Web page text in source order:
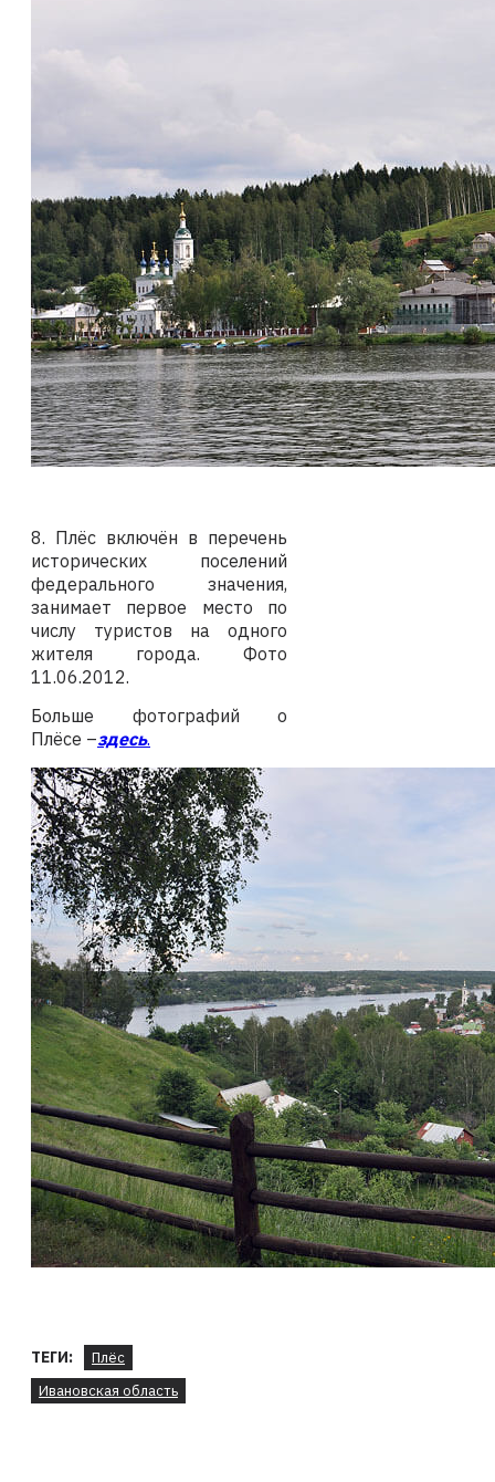
8. Плёс включён в перечень
исторических поселений
федерального значения,
занимает первое место по
числу туристов на одного
жителя города. Фото
11.06.2012.
Больше фотографий о
Плёсе –здесь.
ТЕГИ:
Плёс
Ивановская область